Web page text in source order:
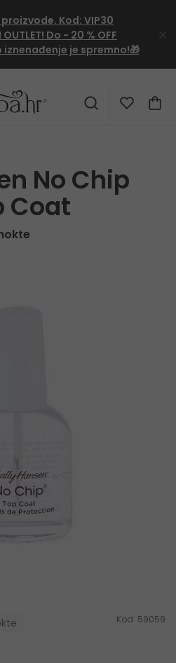
proizvode. Kod: VIP30
Do - 20 % OFF
iznenađenje je spremno!🎁
No Chip
Coat
Kod: 59059